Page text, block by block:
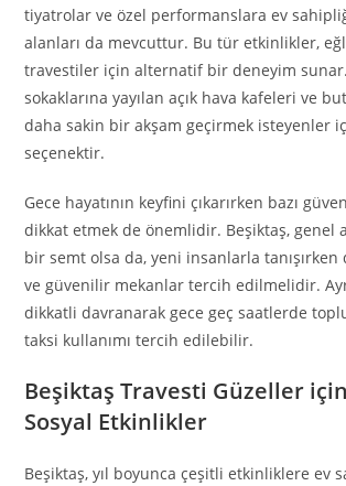
tiyatrolar ve özel performanslara ev
alanları da mevcuttur. Bu tür etkinlikler,
travestiler için alternatif bir deneyim sunar.
sokaklarına yayılan açık hava kafeleri ve
daha sakin bir akşam geçirmek isteyenler
seçenektir.
Gece hayatının keyfini çıkarırken bazı
dikkat etmek de önemlidir. Beşiktaş, genel
bir semt olsa da, yeni insanlarla tanışırken
ve güvenilir mekanlar tercih edilmelidir.
dikkatli davranarak gece geç saatlerde
taksi kullanımı tercih edilebilir.
Beşiktaş Travesti Güzeller
Sosyal Etkinlikler
Beşiktaş, yıl boyunca çeşitli etkinliklere ev